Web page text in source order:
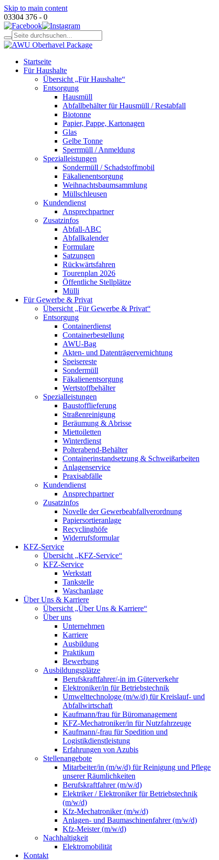
Skip to main content
03304 376 - 0
Startseite
Für Haushalte
Übersicht „Für Haushalte“
Entsorgung
Hausmüll
Abfallbehälter für Hausmüll / Restabfall
Biotonne
Papier, Pappe, Kartonagen
Glas
Gelbe Tonne
Sperrmüll / Anmeldung
Spezialleistungen
Sondermüll / Schadstoffmobil
Fäkalienentsorgung
Weihnachtsbaumsammlung
Müllschleusen
Kundendienst
Ansprechpartner
Zusatzinfos
Abfall-ABC
Abfallkalender
Formulare
Satzungen
Rückwärtsfahren
Tourenplan 2026
Öffentliche Stellplätze
Mülli
Für Gewerbe & Privat
Übersicht „Für Gewerbe & Privat“
Entsorgung
Containerdienst
Containerbestellung
AWU-Bag
Akten- und Datenträgervernichtung
Speisereste
Sondermüll
Fäkalienentsorgung
Wertstoffbehälter
Spezialleistungen
Baustofflieferung
Straßenreinigung
Beräumung & Abrisse
Miettoiletten
Winterdienst
Polterabend-Behälter
Containerinstandsetzung & Schweißarbeiten
Anlagenservice
Praxisabfälle
Kundendienst
Ansprechpartner
Zusatzinfos
Novelle der Gewerbeabfallverordnung
Papiersortieranlage
Recyclinghöfe
Widerrufsformular
KFZ-Service
Übersicht „KFZ-Service“
KFZ-Service
Werkstatt
Tankstelle
Waschanlage
Über Uns & Karriere
Übersicht „Über Uns & Karriere“
Über uns
Unternehmen
Karriere
Ausbildung
Praktikum
Bewerbung
Ausbildungsplätze
Berufskraftfahrer/-in im Güterverkehr
Elektroniker/in für Betriebstechnik
Umwelttechnologe (m/w/d) für Kreislauf- und
Abfallwirtschaft
Kaufmann/frau für Büromanagement
KFZ-Mechatroniker/in für Nutzfahrzeuge
Kaufmann/-frau für Spedition und
Logistikdienstleistung
Erfahrungen von Azubis
Stellenangebote
Mitarbeiter/in (m/w/d) für Reinigung und Pflege
unserer Räumlichkeiten
Berufskraftfahrer (m/w/d)
Elektriker / Elektroniker für Betriebstechnik
(m/w/d)
Kfz-Mechatroniker (m/w/d)
Anlagen- und Baumaschinenfahrer (m/w/d)
Kfz-Meister (m/w/d)
Nachhaltigkeit
Elektromobilität
Kontakt